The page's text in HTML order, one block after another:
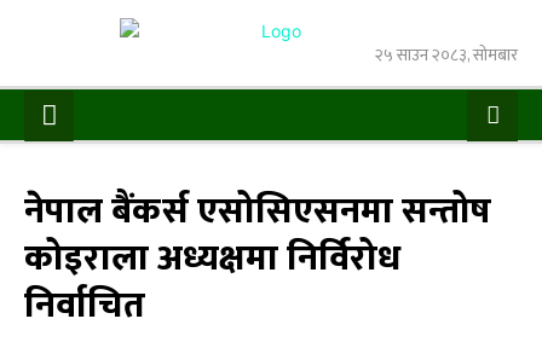
२५ साउन २०८३, सोमबार
नेपाल बैंकर्स एसोसिएसनमा सन्तोष
कोइराला अध्यक्षमा निर्विरोध
निर्वाचित